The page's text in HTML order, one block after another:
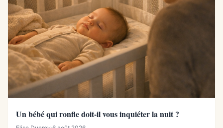
Un bébé qui ronfle doit-il vous inquiéter la nuit ?